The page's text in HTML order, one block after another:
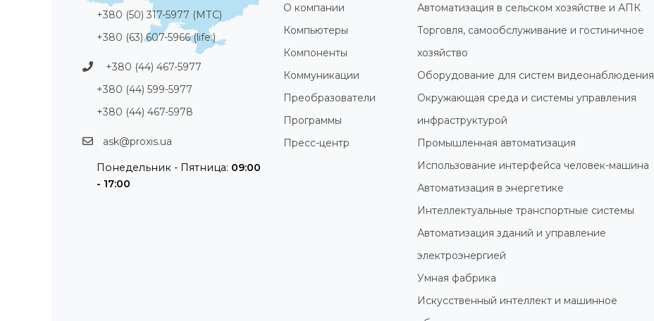
+380 (50) 317-5977 (МТС)
+380 (63) 607-5966 (life:)
+380 (44) 467-5977
+380 (44) 599-5977
+380 (44) 467-5978
ask@proxis.ua
Понедельник - Пятница: 09:00
- 17:00
О компании
Компьютеры
Компоненты
Коммуникации
Преобразователи
Программы
Пресс-центр
Автоматизация в сельском хозяйстве и АПК
Торговля, самообслуживание и гостиничное
хозяйство
Оборудование для систем видеонаблюдения
Окружающая среда и системы управления
инфраструктурой
Промышленная автоматизация
Использование интерфейса человек-машина
Автоматизация в энергетике
Интеллектуальные транспортные системы
Автоматизация зданий и управление
электроэнергией
Умная фабрика
Искусственный интеллект и машинное